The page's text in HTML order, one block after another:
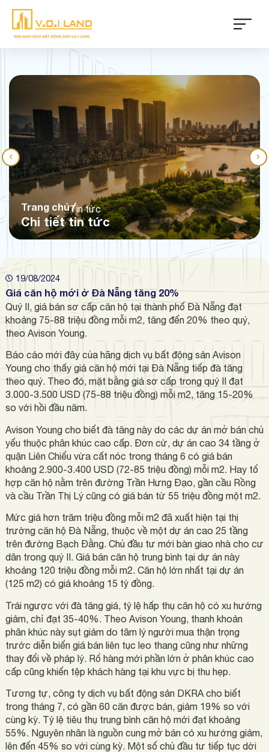
Trang chủTin tức
Chi tiết tin tức
19/08/2024
Giá căn hộ mới ở Đà Nẵng tăng 20%
Quý II, giá bán sơ cấp căn hộ tại thành phố Đà Nẵng đạt
khoảng 75-88 triệu đồng mỗi m2, tăng đến 20% theo quý,
theo Avison Young.
Báo cáo mới đây của hãng dịch vụ bất động sản Avison
Young cho thấy giá căn hộ mới tại Đà Nẵng tiếp đà tăng
theo quý. Theo đó, mặt bằng giá sơ cấp trong quý II đạt
3.000-3.500 USD (75-88 triệu đồng) mỗi m2, tăng 15-20%
so với hồi đầu năm.
Avison Young cho biết đà tăng này do các dự án mở bán chủ
yếu thuộc phân khúc cao cấp. Đơn cử, dự án cao 34 tầng ở
quận Liên Chiểu vừa cất nóc trong tháng 6 có giá bán
khoảng 2.900-3.400 USD (72-85 triệu đồng) mỗi m2. Hay tổ
hợp căn hộ nằm trên đường Trần Hưng Đạo, gần cầu Rồng
và cầu Trần Thị Lý cũng có giá bán từ 55 triệu đồng một m2.
Mức giá hơn trăm triệu đồng mỗi m2 đã xuất hiện tại thị
trường căn hộ Đà Nẵng, thuộc về một dự án cao 25 tầng
trên đường Bạch Đằng. Chủ đầu tư mới bàn giao nhà cho cư
dân trong quý II. Giá bán căn hộ trung bình tại dự án này
khoảng 120 triệu đồng mỗi m2. Căn hộ lớn nhất tại dự án
(125 m2) có giá khoảng 15 tỷ đồng.
Trái ngược với đà tăng giá, tỷ lệ hấp thụ căn hộ có xu hướng
giảm, chỉ đạt 35-40%. Theo Avison Young, thanh khoản
phân khúc này sụt giảm do tâm lý người mua thận trọng
trước diễn biến giá bán liên tục leo thang cũng như những
thay đổi về pháp lý. Rổ hàng mới phần lớn ở phân khúc cao
cấp cũng khiến tệp khách hàng tại khu vực bị thu hẹp.
Tương tự, công ty dịch vụ bất động sản DKRA cho biết
trong tháng 7, có gần 60 căn được bán, giảm 19% so với
cùng kỳ. Tỷ lệ tiêu thụ trung bình căn hộ mới đạt khoảng
55%. Nguyên nhân là nguồn cung mở bán có xu hướng giảm,
lên đến 45% so với cùng kỳ. Một số chủ đầu tư tiếp tục dời